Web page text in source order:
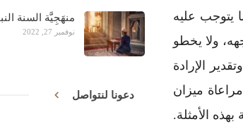
يتوجب عليه
ولا يخطو
الإرادة
ميزان
الأمثلة.
منهَجِيَّة السنة
نوفمبر 27, 2022
دعونا لنتواصل